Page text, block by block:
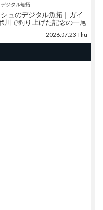
デジタル魚拓
ュのデジタル魚拓｜ガイ
川で釣り上げた記念の一尾
2026.07.23 Thu